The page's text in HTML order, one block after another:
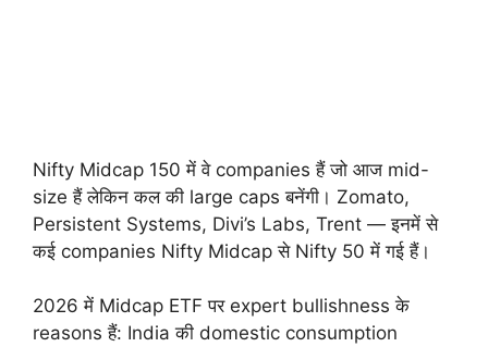
Nifty Midcap 150 में वे companies हैं जो आज mid-
size हैं लेकिन कल की large caps बनेंगी। Zomato,
Persistent Systems, Divi’s Labs, Trent — इनमें से
कई companies Nifty Midcap से Nifty 50 में गई हैं।
2026 में Midcap ETF पर expert bullishness के
reasons हैं: India की domestic consumption